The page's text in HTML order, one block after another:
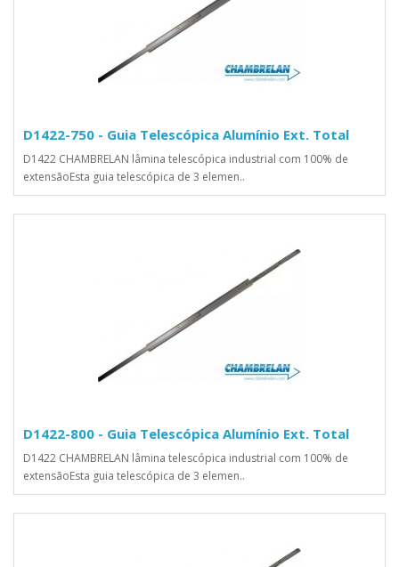
D1422-750 - Guia Telescópica Alumínio Ext. Total
D1422 CHAMBRELAN lâmina telescópica industrial com 100% de
extensãoEsta guia telescópica de 3 elemen..
D1422-800 - Guia Telescópica Alumínio Ext. Total
D1422 CHAMBRELAN lâmina telescópica industrial com 100% de
extensãoEsta guia telescópica de 3 elemen..